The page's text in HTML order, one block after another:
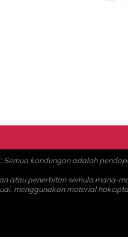
Semua kandungan adalah
atau penerbitan semula
menggunakan material